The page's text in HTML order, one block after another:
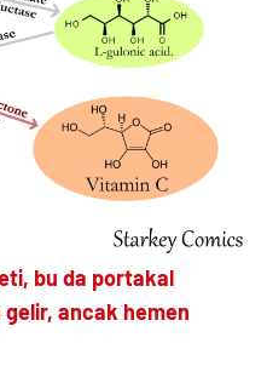
bu da portakal
gelir, ancak hemen